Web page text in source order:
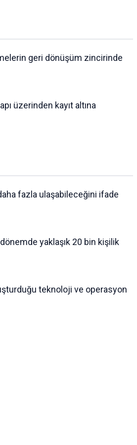
geri dönüşüm zincirinde
üzerinden kayıt altına
fazla ulaşabileceğini ifade
yaklaşık 20 bin kişilik
teknoloji ve operasyon